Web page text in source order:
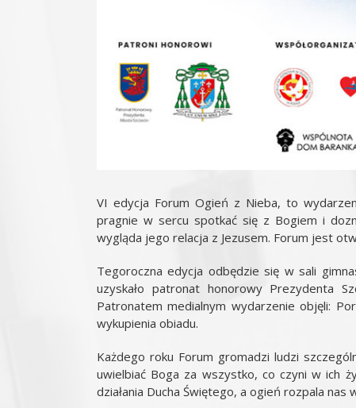
VI edycja Forum Ogień z Nieba, to
pragnie w sercu spotkać się z Bogiem i
wygląda jego relacja z Jezusem. Forum jest
Tegoroczna edycja odbędzie się w sali
uzyskało patronat honorowy Prezydenta
Patronatem medialnym wydarzenie objęli:
wykupienia obiadu.
Każdego roku Forum gromadzi ludzi
uwielbiać Boga za wszystko, co czyni w ich
działania Ducha Świętego, a ogień rozpala nas